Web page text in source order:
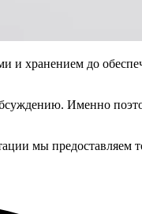
и хранением до
Именно
мы